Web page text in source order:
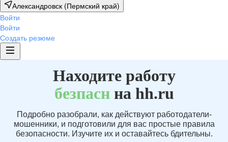
Александровск (Пермский край)
Войти
Войти
Создать резюме
Находите работу
безпаснна hh.ru
Подробно разобрали, как действуют работодатели-
мошенники, и подготовили для вас простые правила
безопасности. Изучите их и оставайтесь бдительны.